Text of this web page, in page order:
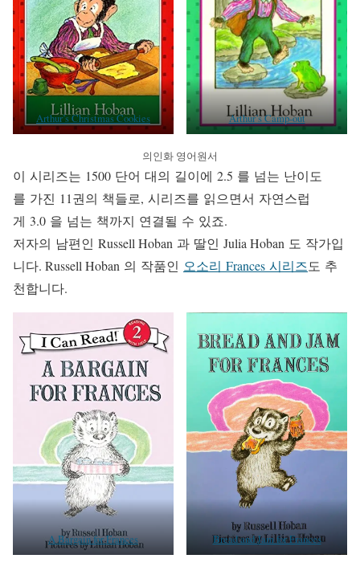
Arthur’s Christmas Cookies Arthur’s Camp-out
의인화 영어원서
이 시리즈는 1500 단어 대의 길이에 2.5 를 넘는 난이도
를 가진 11권의 책들로, 시리즈를 읽으면서 자연스럽
게 3.0 을 넘는 책까지 연결될 수 있죠.
저자의 남편인 Russell Hoban 과 딸인 Julia Hoban 도 작가입
니다. Russell Hoban 의 작품인 오소리 Frances 시리즈도 추
천합니다.
A Bargain for Frances Bread and Jam for Frances